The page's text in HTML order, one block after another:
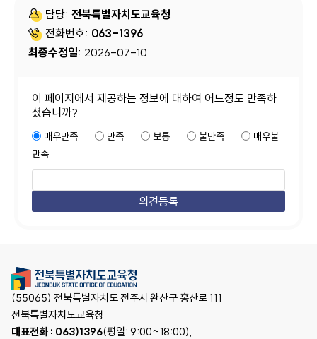
담당: 전북특별자치도교육청
전화번호: 063-1396
최종수정일: 2026-07-10
이 페이지에서 제공하는 정보에 대하여 어느정도 만족하
셨습니까?
매우만족 만족 보통 불만족
매우불
만족
(55065) 전북특별자치도 전주시 완산구 홍산로 111
전북특별자치도교육청
대표전화 : 063)1396(평일: 9:00~18:00),